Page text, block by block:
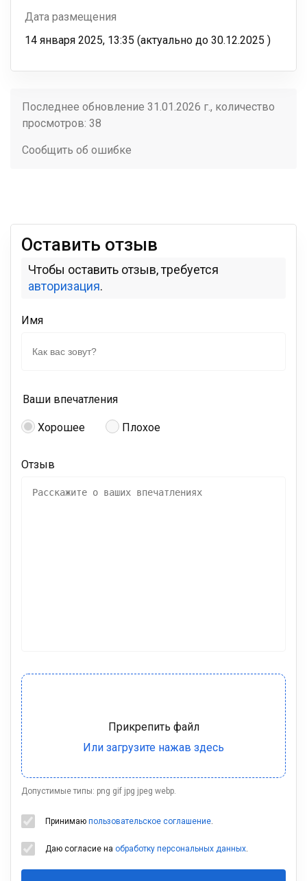
Дата размещения
14 января 2025, 13:35 (актуально до 30.12.2025 )
Последнее обновление 31.01.2026 г., количество
просмотров: 38
Сообщить об ошибке
Оставить отзыв
Чтобы оставить отзыв, требуется
авторизация.
Имя
Ваши впечатления
Хорошее Плохое
Отзыв
Допустимые типы: png gif jpg jpeg webp.
Принимаю пользовательское соглашение.
Даю согласие на обработку персональных данных.